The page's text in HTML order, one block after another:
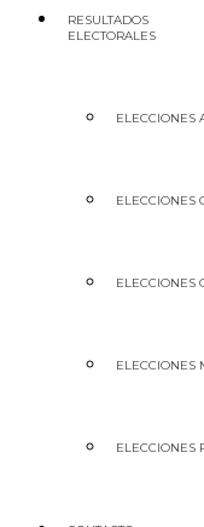
RESULTADOS
ELECTORALES
ELECCIONES
ELECCIONES
ELECCIONES
ELECCIONES
ELECCIONES